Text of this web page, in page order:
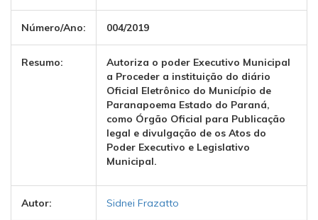
Número/Ano: 004/2019
Resumo:
Autoriza o poder Executivo Municipal
a Proceder a instituição do diário
Oficial Eletrônico do Município de
Paranapoema Estado do Paraná,
como Órgão Oficial para Publicação
legal e divulgação de os Atos do
Poder Executivo e Legislativo
Municipal.
Autor: Sidnei Frazatto